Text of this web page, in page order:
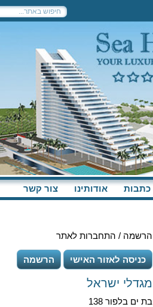
כתבות אודותינו צור קשר
הרשמה / התחברות לאתר
כניסה לאזור האישי הרשמה
מגדלי ישראל
בת ים בלפור 138